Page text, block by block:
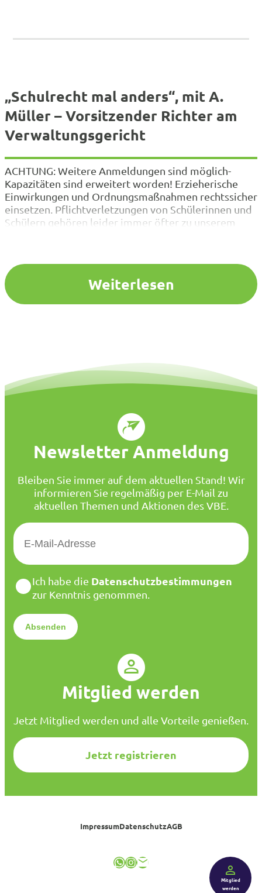
„Schulrecht mal anders“, mit A.
Müller – Vorsitzender Richter am
Verwaltungsgericht
ACHTUNG: Weitere Anmeldungen sind möglich-
Kapazitäten sind erweitert worden! Erzieherische
Einwirkungen und Ordnungsmaßnahmen rechtssicher
einsetzen. Pflichtverletzungen von Schülerinnen und
Schülern gehören leider immer öfter zu unserem
unserer Fortbildung wird Sie unser Referent, der u.a.
auch das MSB…
Weiterlesen
Newsletter Anmeldung
Bleiben Sie immer auf dem aktuellen Stand! Wir
informieren Sie regelmäßig per E-Mail zu
aktuellen Themen und Aktionen des VBE.
E
M
*
D
a
e
n
*
Ich habe die Datenschutzbestimmungen
zur Kenntnis genommen.
Mitglied werden
Jetzt Mitglied werden und alle Vorteile genießen.
Jetzt registrieren
ImpressumDatenschutzAGB
WhatsApp InstagramE-Mail
Mitglied
werden